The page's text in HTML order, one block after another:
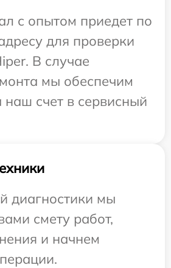
с опытом приедет по
для проверки
В случае
мы обеспечим
наш счет в сервисный
диагностики мы
смету работ,
и начнем